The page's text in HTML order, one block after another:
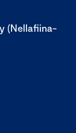
(Nellafiina-